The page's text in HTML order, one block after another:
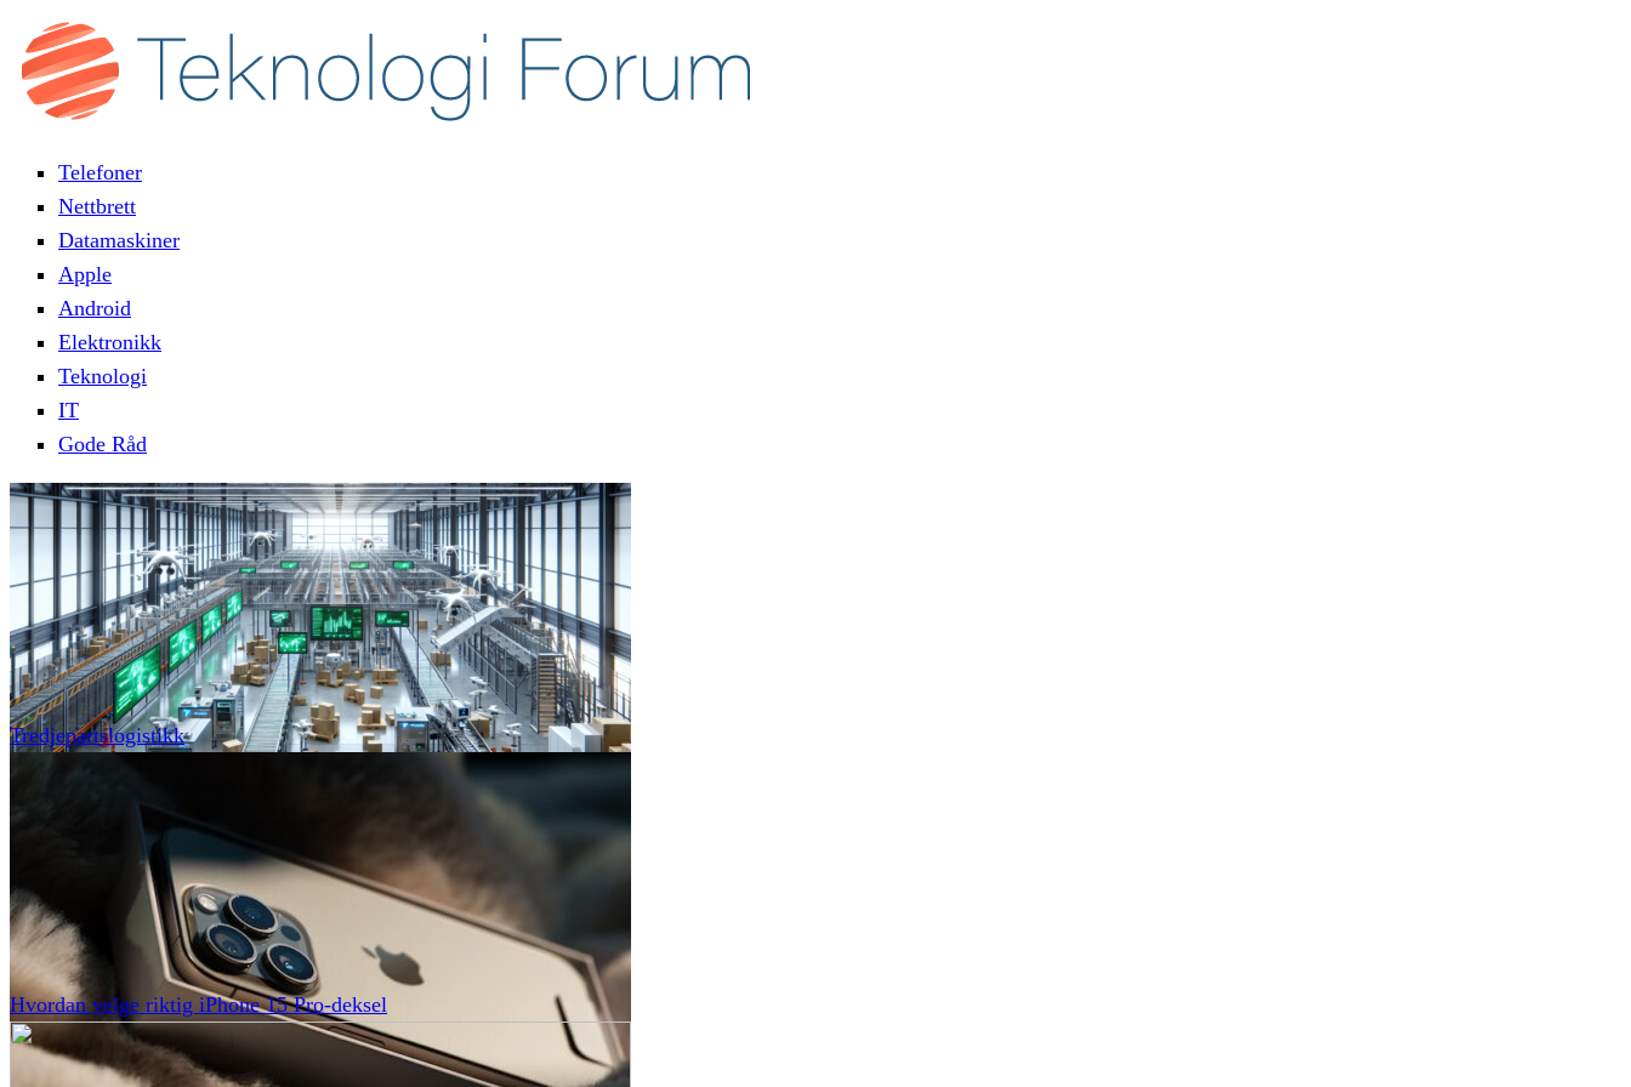
Telefoner
Nettbrett
Datamaskiner
Apple
Android
Elektronikk
Teknologi
IT
Gode Råd
Tredjepartslogistikk
Hvordan velge riktig iPhone 15 Pro-deksel